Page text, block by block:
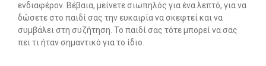
ενδιαφέρον. Βέβαια, μείνετε σιωπηλός για ένα λεπτό, για να
δώσετε στο παιδί σας την ευκαιρία να σκεφτεί και να
συμβάλει στη συζήτηση. Το παιδί σας τότε μπορεί να σας
πει τι ήταν σημαντικό για το ίδιο.